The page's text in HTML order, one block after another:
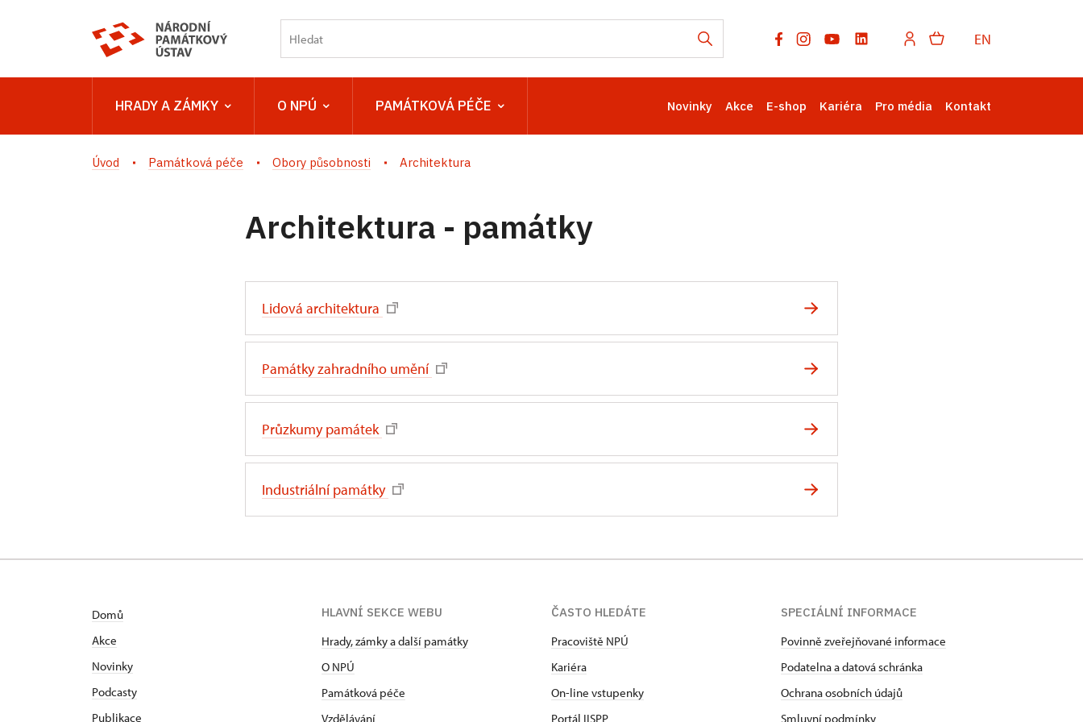
EN
HRADY A ZÁMKY O NPÚ PAMÁTKOVÁ PÉČE Novinky Akce E-shop Kariéra Pro média Kontakt
Úvod Památková péče Obory působnosti Architektura
Architektura - památky
Lidová architektura
Památky zahradního umění
Průzkumy památek
Industriální památky
Domů
Akce
Novinky
Podcasty
Publikace
HLAVNÍ SEKCE WEBU
Hrady, zámky a další památky
O NPÚ
Památková péče
Vzdělávání
ČASTO HLEDÁTE
Pracoviště NPÚ
Kariéra
On-line vstupenky
Portál IISPP
SPECIÁLNÍ INFORMACE
Povinně zveřejňované informace
Podatelna a datová schránka
Ochrana osobních údajů
Smluvní podmínky